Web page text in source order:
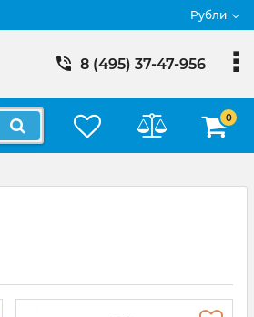
Рубли
8 (495) 37-47-956
0